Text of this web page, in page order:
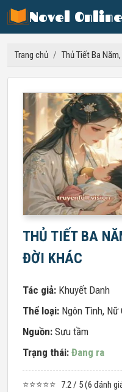
Novel Online
Trang chủ / Thủ Tiết Ba
THỦ TIẾT BA
ĐỜI KHÁC
Tác giả: Khuyết Danh
Thể loại: Ngôn Tình, Nữ
Nguồn: Sưu tầm
Trạng thái: Đang ra
⭐⭐⭐⭐⭐ 7.2 / 5 (6 đánh